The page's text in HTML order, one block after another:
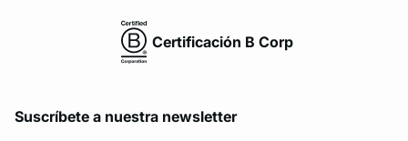
Certificación B Corp
Suscríbete a nuestra newsletter